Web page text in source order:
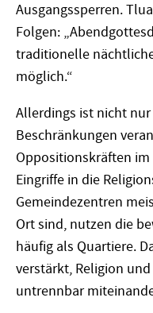
Ausgangssperren.
Folgen:
traditionelle
möglich.“
Allerdings ist nicht
Beschränkungen
Oppositionskräften
Eingriffe in die
Gemeindezentren
Ort sind, nutzen die
häufig als Quartiere.
verstärkt, Religion
untrennbar